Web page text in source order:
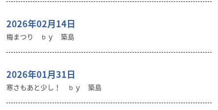
2026年02月14日
梅まつり ｂｙ 築島
2026年01月31日
寒さもあと少し！ ｂｙ 築島